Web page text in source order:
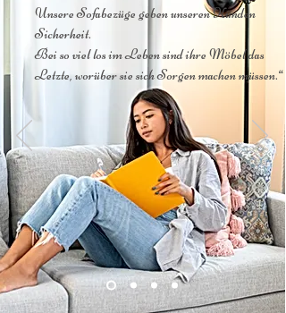
Unsere Sofabezüge geben unseren Kunden
Sicherheit.
Bei so viel los im Leben sind ihre Möbel das
Letzte, worüber sie sich Sorgen machen müssen.“